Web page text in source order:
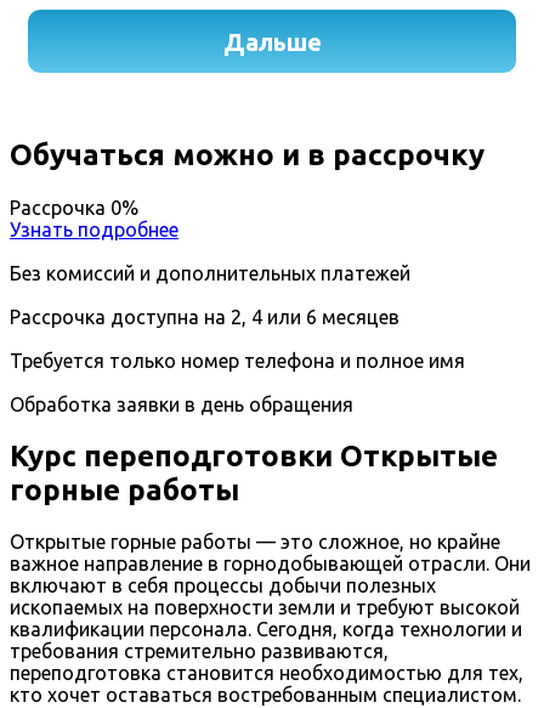
Обучаться можно и в рассрочку
Рассрочка 0%
Узнать подробнее
Без комиссий и дополнительных платежей
Рассрочка доступна на 2, 4 или 6 месяцев
Требуется только номер телефона и полное имя
Обработка заявки в день обращения
Курс переподготовки Открытые
горные работы
Открытые горные работы — это сложное, но крайне
важное направление в горнодобывающей отрасли. Они
включают в себя процессы добычи полезных
ископаемых на поверхности земли и требуют высокой
квалификации персонала. Сегодня, когда технологии и
требования стремительно развиваются,
переподготовка становится необходимостью для тех,
кто хочет оставаться востребованным специалистом.